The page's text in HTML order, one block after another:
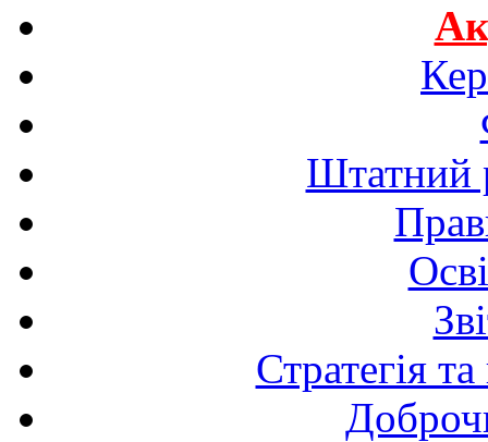
Штатний
Стратегія